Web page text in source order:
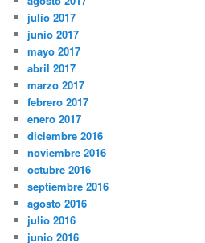
julio 2017
junio 2017
mayo 2017
abril 2017
marzo 2017
febrero 2017
enero 2017
diciembre 2016
noviembre 2016
octubre 2016
septiembre 2016
agosto 2016
julio 2016
junio 2016